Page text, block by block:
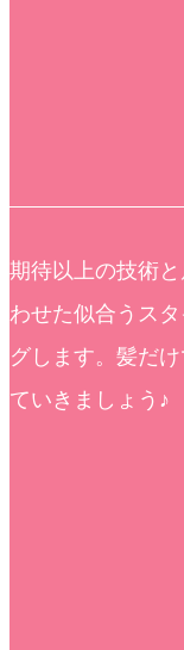
期待以上の技術
わせた似合うス
グします。髪だ
ていきましょう♪